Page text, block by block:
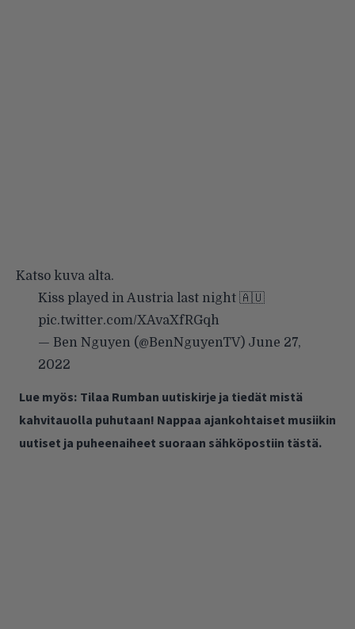
Katso kuva alta.
Kiss played in Austria last night 🇦🇺
pic.twitter.com/XAvaXfRGqh
— Ben Nguyen (@BenNguyenTV) June 27,
2022
Lue myös: Tilaa Rumban uutiskirje ja tiedät mistä
kahvitauolla puhutaan! Nappaa ajankohtaiset musiikin
uutiset ja puheenaiheet suoraan sähköpostiin tästä.